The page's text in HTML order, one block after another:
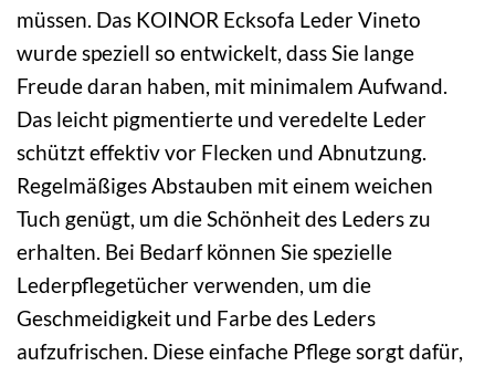
müssen. Das KOINOR Ecksofa Leder Vineto
wurde speziell so entwickelt, dass Sie lange
Freude daran haben, mit minimalem Aufwand.
Das leicht pigmentierte und veredelte Leder
schützt effektiv vor Flecken und Abnutzung.
Regelmäßiges Abstauben mit einem weichen
Tuch genügt, um die Schönheit des Leders zu
erhalten. Bei Bedarf können Sie spezielle
Lederpflegetücher verwenden, um die
Geschmeidigkeit und Farbe des Leders
aufzufrischen. Diese einfache Pflege sorgt dafür,